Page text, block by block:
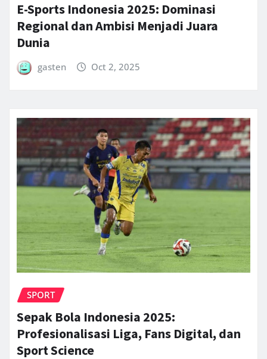
E-Sports Indonesia 2025: Dominasi
Regional dan Ambisi Menjadi Juara
Dunia
gasten Oct 2, 2025
SPORT
Sepak Bola Indonesia 2025:
Profesionalisasi Liga, Fans Digital, dan
Sport Science